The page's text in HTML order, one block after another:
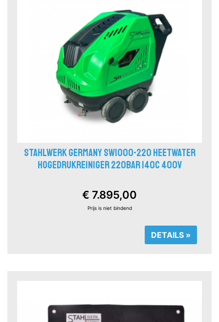
STAHLWERK GERMANY SW1000-220 HEETWATER
HOGEDRUKREINIGER 220BAR 140C 400V
€ 7.895,00
Prijs is niet bindend
DETAILS »